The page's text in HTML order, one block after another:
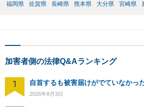
福岡県
佐賀県 長崎県 熊本県 大分県 宮崎県
加害者側の法律Q&Aランキング
1 自首するも被害届けがでていなかっ
2026年8月3日